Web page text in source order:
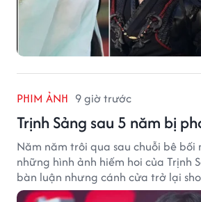
PHIM ẢNH 9 giờ trước
Trịnh Sảng sau 5 năm bị
Năm năm trôi qua sau chuỗi bê bối
những hình ảnh hiếm hoi của Trịnh
bàn luận nhưng cánh cửa trở lại
vời.